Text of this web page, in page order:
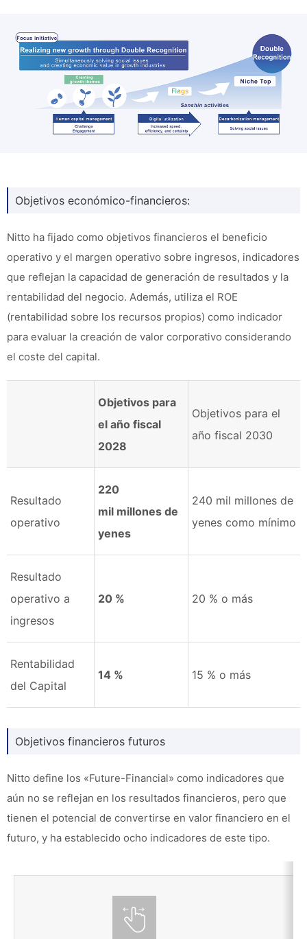
Objetivos económico-financieros:
Nitto ha fijado como objetivos financieros el beneficio
operativo y el margen operativo sobre ingresos, indicadores
que reflejan la capacidad de generación de resultados y la
rentabilidad del negocio. Además, utiliza el ROE
(rentabilidad sobre los recursos propios) como indicador
para evaluar la creación de valor corporativo considerando
el coste del capital.
Objetivos para
el año fiscal
2028
Objetivos para el
año fiscal 2030
Resultado
operativo
220
mil millones de
yenes
240 mil millones de
yenes como mínimo
Resultado
operativo a
ingresos
20 % 20 % o más
Rentabilidad
del Capital
14 % 15 % o más
Objetivos financieros futuros
Nitto define los «Future-Financial» como indicadores que
aún no se reflejan en los resultados financieros, pero que
tienen el potencial de convertirse en valor financiero en el
futuro, y ha establecido ocho indicadores de este tipo.